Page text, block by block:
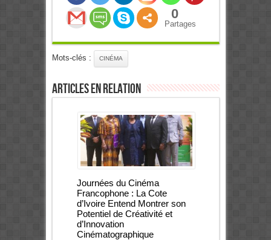
0
Partages
Mots-clés : CINÉMA
Articles en relation
Journées du Cinéma
Francophone : La Cote
d’Ivoire Entend Montrer son
Potentiel de Créativité et
d’Innovation
Cinématographique